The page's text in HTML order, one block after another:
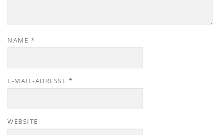
NAME *
E-MAIL-ADRESSE *
WEBSITE